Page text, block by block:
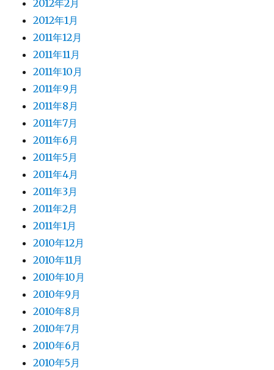
2012年2月
2012年1月
2011年12月
2011年11月
2011年10月
2011年9月
2011年8月
2011年7月
2011年6月
2011年5月
2011年4月
2011年3月
2011年2月
2011年1月
2010年12月
2010年11月
2010年10月
2010年9月
2010年8月
2010年7月
2010年6月
2010年5月